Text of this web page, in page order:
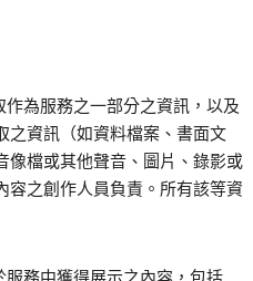
作為服務之一部分之資訊，以及
之資訊（如資料檔案、書面文
像檔或其他聲音、圖片、錄影或
容之創作人員負責。所有該等資